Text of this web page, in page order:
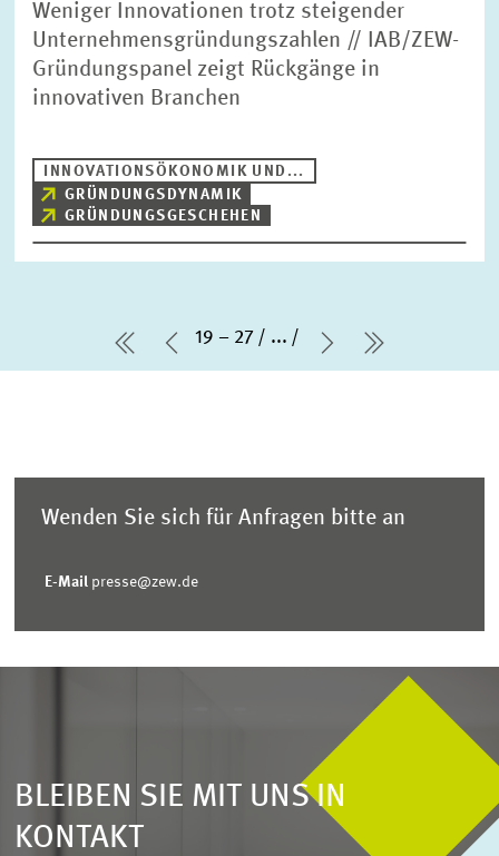
Weniger Innovationen trotz steigender
Unternehmensgründungszahlen // IAB/ZEW-
Gründungspanel zeigt Rückgänge in
innovativen Branchen
INNOVATIONSÖKONOMIK UND...
GRÜNDUNGSDYNAMIK
GRÜNDUNGSGESCHEHEN
erste Seite
Vorherige Seite
19 – 27 ...
Nächste Seite
letzte
Wenden Sie sich für Anfragen bitte an
E-Mail presse@zew.de
BLEIBEN SIE MIT UNS IN
KONTAKT